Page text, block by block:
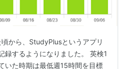
から、StudyPlusというアプリ
録するようになりました。 英検1
いた時期は最低週15時間を目標